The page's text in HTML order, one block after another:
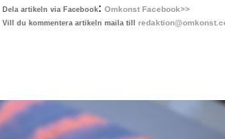
Dela artikeln via Facebook: Omkonst Facebook>>
Vill du kommentera artikeln maila till